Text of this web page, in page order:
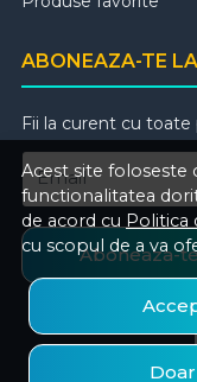
Acest site foloseste
functionalitatea
de acord cu Politica
cu scopul de a va
ABONEAZA-TE
Fii la curent cu
Email
Aboneaza-